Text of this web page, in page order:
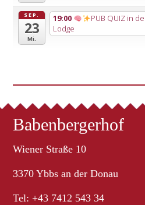
SEP.
23
Mi.
19:00 PUB QUIZ in
Lodge
Babenbergerhof
Wiener Straße 10
3370 Ybbs an der Donau
Tel: +43 7412 543 34